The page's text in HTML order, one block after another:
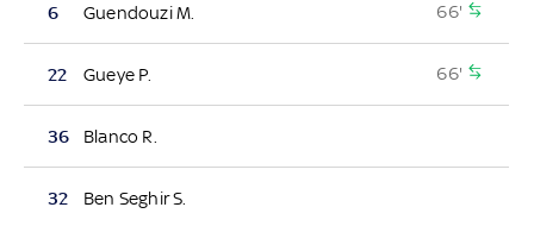
6 Guendouzi M. 66'
22 Gueye P. 66'
36 Blanco R.
32 Ben Seghir S.